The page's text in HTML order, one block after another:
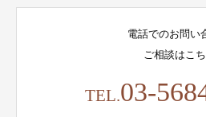
電話でのお問い
ご相談はこ
TEL.03-